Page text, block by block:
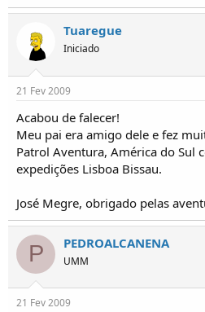
Tuaregue
Iniciado
21 Fev 2009
Acabou de falecer!
Meu pai era amigo dele e fez
Patrol Aventura, América do Sul
expedições Lisboa Bissau.
José Megre, obrigado pelas
P PEDROALCANENA
UMM
21 Fev 2009